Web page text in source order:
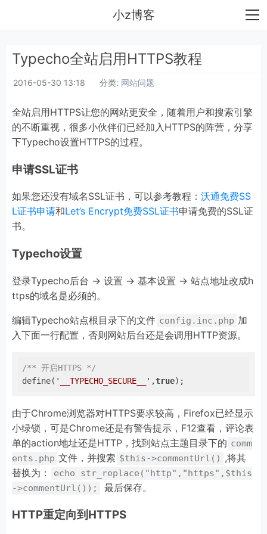
小z博客
Typecho全站启用HTTPS教程
2016-05-30 13:18 分类: 网站问题
全站启用HTTPS让您的网站更安全，随着用户和搜索引擎
的不断重视，很多小伙伴们已经加入HTTPS的阵营，分享
下Typecho设置HTTPS的过程。
申请SSL证书
如果您还没有域名SSL证书，可以参考教程： 沃通免费SS
L证书申请和Let’s Encrypt免费SSL证书申请免费的SSL证
书。
Typecho设置
登录Typecho后台 -> 设置 -> 基本设置 -> 站点地址改成h
ttps的域名是必须的。
编辑Typecho站点根目录下的文件 config.inc.php 加
入下面一行配置，否则网站后台还是会调用HTTP资源。
/** 开启HTTPS */
define( '__TYPECHO_SECURE__' ,true);
由于Chrome浏览器对HTTPS要求较高，Firefox已经显示
小绿锁，可是Chrome还是有警告提示，F12查看，评论表
单的action地址还是HTTP，找到站点主题目录下的 comm
ents.php 文件，并搜索 $this->commentUrl() ,将其
替换为：
echo str_replace("http","https",$this
->commentUrl());
最后保存。
HTTP重定向到HTTPS